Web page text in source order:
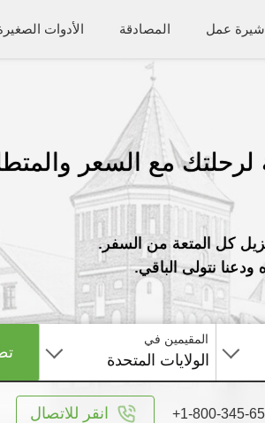
عمل المصادقة الأدوات
لرحلتك مع السعر
كل المتعة من السفر.
نتولى الباقي.
المقيمين في
الولايات المتحدة
+1-800-345- انقر للاتصال